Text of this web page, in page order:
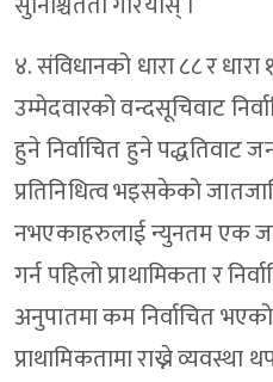
४. संविधानको धारा ८८ र
उम्मेदवारको वन्दसूचिवाट
हुने निर्वाचित हुने पद्धतिवाट
प्रतिनिधित्व भइसकेको
नभएकाहरुलाई न्युनतम एक
गर्न पहिलो प्राथामिकता र
अनुपातमा कम निर्वाचित
प्राथामिकतामा राख्ने व्यवस्था